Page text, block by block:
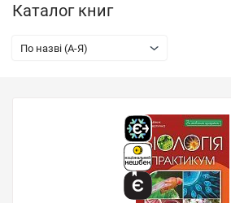
Каталог книг
По назві (A-Я)